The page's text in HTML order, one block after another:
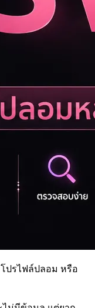
ปรไฟล์ปลอม หรือ